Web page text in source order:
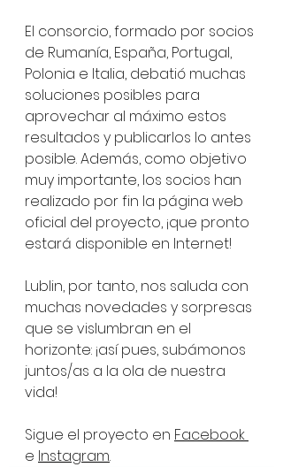
El consorcio, formado por socios
de Rumanía, España, Portugal,
Polonia e Italia, debatió muchas
soluciones posibles para
aprovechar al máximo estos
resultados y publicarlos lo antes
posible. Además, como objetivo
muy importante, los socios han
realizado por fin la página web
oficial del proyecto, ¡que pronto
estará disponible en Internet!
Lublin, por tanto, nos saluda con
muchas novedades y sorpresas
que se vislumbran en el
horizonte: ¡así pues, subámonos
juntos/as a la ola de nuestra
vida!
Sigue el proyecto en Facebook
e Instagram.